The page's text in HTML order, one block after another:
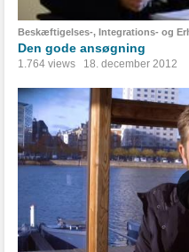
Beskæftigelses-, Integrations- og
Den gode ansøgning
1.764 views 18. december 2012